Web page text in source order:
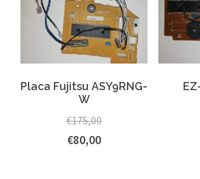
Placa Fujitsu ASY9RNG-
W
€175,00
€80,00